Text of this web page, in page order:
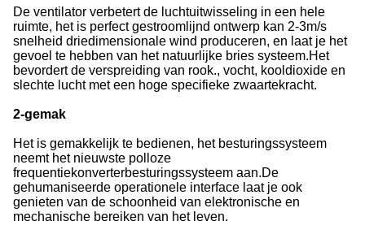
De ventilator verbetert de luchtuitwisseling in een hele
ruimte, het is perfect gestroomlijnd ontwerp kan 2-3m/s
snelheid driedimensionale wind produceren, en laat je het
gevoel te hebben van het natuurlijke bries systeem.Het
bevordert de verspreiding van rook., vocht, kooldioxide en
slechte lucht met een hoge specifieke zwaartekracht.
2-gemak
Het is gemakkelijk te bedienen, het besturingssysteem
neemt het nieuwste polloze
frequentiekonverterbesturingssysteem aan.De
gehumaniseerde operationele interface laat je ook
genieten van de schoonheid van elektronische en
mechanische bereiken van het leven.